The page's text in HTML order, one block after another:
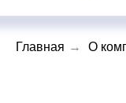
Главная → О